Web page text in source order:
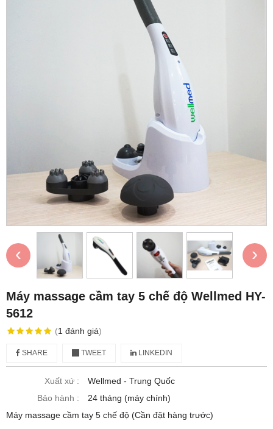
‹ ›
Máy massage cầm tay 5 chế độ Wellmed HY-
5612
(1 đánh giá)
SHARE TWEET LINKEDIN
Xuất xứ :
Wellmed - Trung Quốc
Bảo hành :
24 tháng (máy chính)
Máy massage cầm tay 5 chế độ (Cần đặt hàng trước)